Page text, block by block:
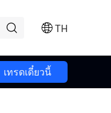
TH
เทรดเดี๋ยวนี้